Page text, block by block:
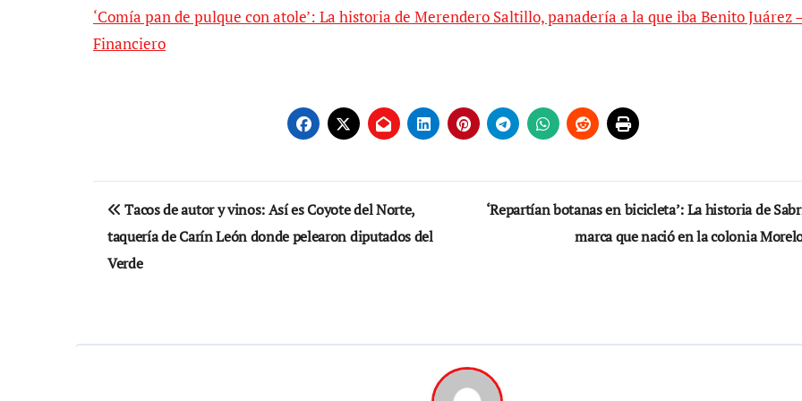
‘Comía pan de pulque con atole’: La historia de Merendero Saltillo, panadería a la que iba Benito Juárez
Financiero
Navegación
de
entradas
Tacos de autor y vinos: Así es Coyote del Norte,
taquería de Carín León donde pelearon diputados del
Verde
‘Repartían botanas en bicicleta’: La historia de
marca que nació en la colonia